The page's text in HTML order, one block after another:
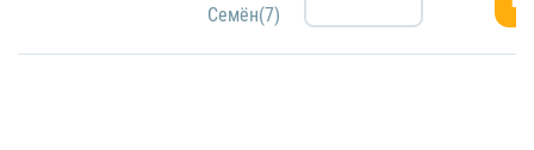
Семён(7)